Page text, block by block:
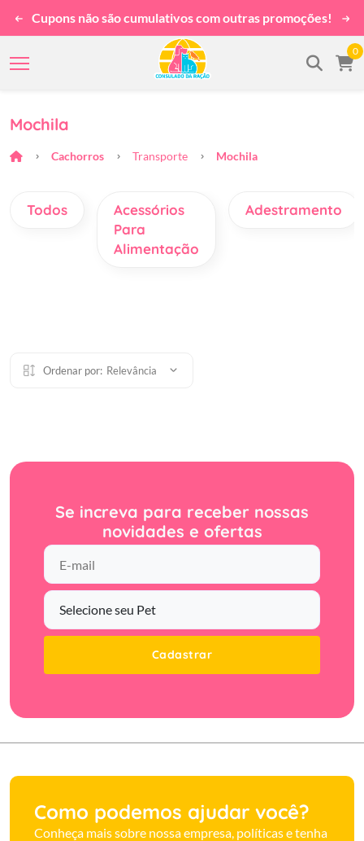
Cupons não são cumulativos com outras promoções!
0
Mochila
Cachorros Transporte Mochila
Todos
Acessórios
Para
Alimentação
Adestramento
Ordenar por: Relevância
Se increva para receber nossas
novidades e ofertas
Cadastrar
Como podemos ajudar você?
Conheça mais sobre nossa empresa, políticas e tenha